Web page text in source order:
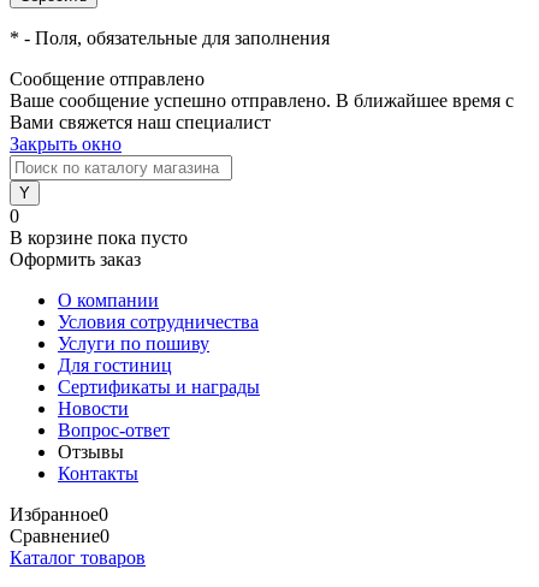
* - Поля, обязательные для заполнения
Сообщение отправлено
Ваше сообщение успешно отправлено. В ближайшее время с
Вами свяжется наш специалист
Закрыть окно
0
В корзине пока пусто
Оформить заказ
О компании
Условия сотрудничества
Услуги по пошиву
Для гостиниц
Сертификаты и награды
Новости
Вопрос-ответ
Отзывы
Контакты
Избранное0
Сравнение0
Каталог товаров